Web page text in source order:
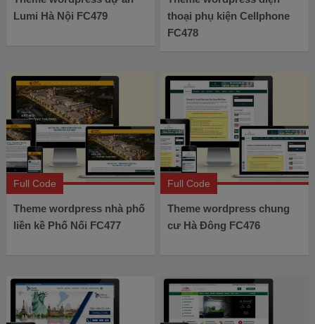
Lumi Hà Nội FC479
thoại phụ kiện Cellphone
FC478
Full Code
Theme wordpress nhà phố
liền kề Phố Nối FC477
Full Code
Theme wordpress chung
cư Hà Đông FC476